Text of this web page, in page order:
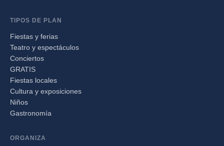
TIPOS DE PLAN
Fiestas y ferias
Teatro y espectáculos
Conciertos
GRATIS
Fiestas locales
Cultura y exposiciones
Niños
Gastronomía
ORGANIZA